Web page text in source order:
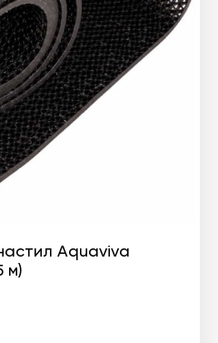
Aquaviva
м)